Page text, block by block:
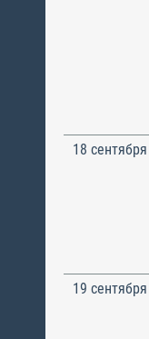
18 сентября
19 сентября